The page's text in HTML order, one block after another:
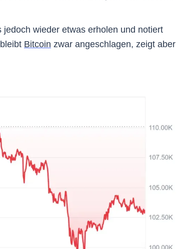
wieder etwas erholen und notiert
Bitcoin zwar angeschlagen, zeigt aber